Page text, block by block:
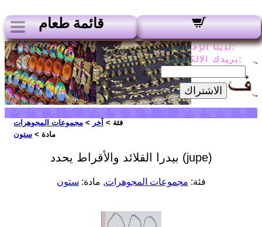
قائمة طعام
لدينا الإخبارية:
بريدك الالكتروني:
الاشتراك
فئة > آخر > مجموعات المجوهرات
مادة > ستون
بيدرا القلائد والأقراط يحدد (jupe)
فئة: مجموعات المجوهرات, مادة: ستون